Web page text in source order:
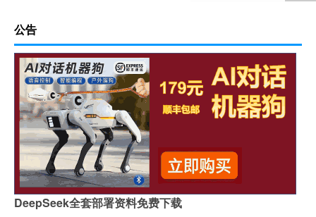
公告
DeepSeek全套部署资料免费下载